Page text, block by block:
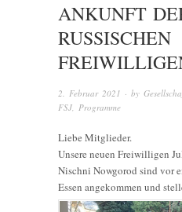
ANKUNFT
RUSSISCHEN
2. Februar 2021 · by
FSJ, Programme
Liebe Mitglieder.
Unsere neuen Freiwilligen
Nischni Nowgorod sind vor
Essen angekommen und